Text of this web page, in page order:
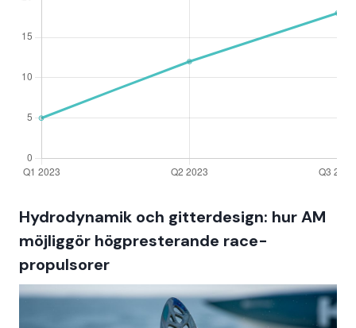
Hydrodynamik och gitterdesign: hur AM
möjliggör högpresterande race-
propulsorer